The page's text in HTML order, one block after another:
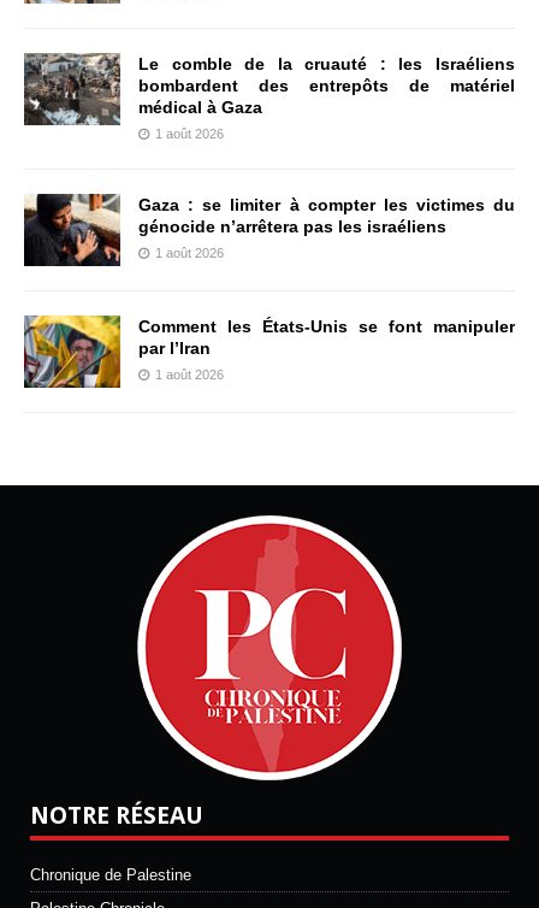
Le comble de la cruauté : les Israéliens
bombardent des entrepôts de matériel
médical à Gaza
1 août 2026
Gaza : se limiter à compter les victimes du
génocide n’arrêtera pas les israéliens
1 août 2026
Comment les États-Unis se font manipuler
par l’Iran
1 août 2026
NOTRE RÉSEAU
Chronique de Palestine